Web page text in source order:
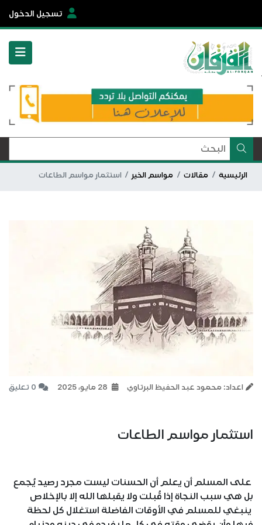
تسجيل الدخول
الرئيسية مقالات مواسم الخير استثمار مواسم الطاعات
اعداد: محمود عبد الحفيظ البرتاوي 0 تعليق
استثمار مواسم الطاعات
على المسلم أن يعلم أن الحسنات ليست مجرد رصيد يُجمع
بل هي سبب النجاة إذا قُبلت ولا يقبلها الله إلا بالإخلاص
ينبغي للمسلم في الأوقات الفاضلة استغلال كل لحظة